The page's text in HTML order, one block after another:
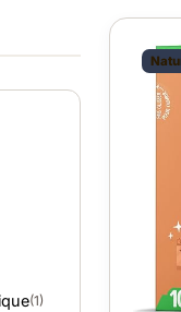
(1)